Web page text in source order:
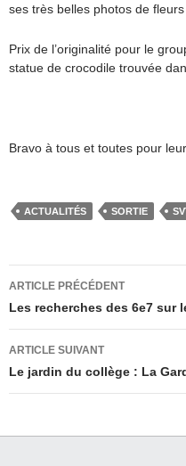
ses très belles photos de
Prix de l’originalité pour le
statue de crocodile trouvée
Bravo à tous et toutes pour
ACTUALITÉS SORTIE
Navigation
des
articles
ARTICLE PRÉCÉDENT
Les recherches des 6e7 sur
ARTICLE SUIVANT
Le jardin du collège : La